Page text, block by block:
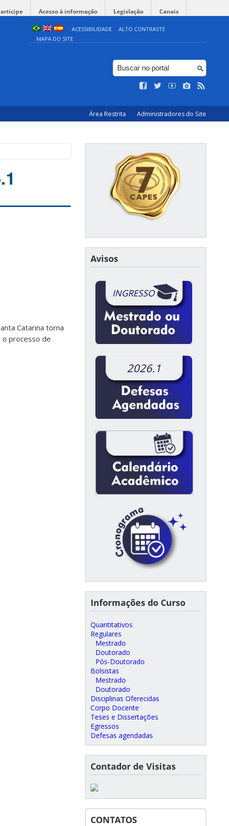
Acesso à informação Legislação Canais
ACESSIBILIDADE
ALTO CONTRASTE
MAPA DO SITE
Área Restrita Administradores do Site
Catarina torna
o processo de
Avisos
INGRESSO
2026.1
Informações do Curso
Quantitativos
Regulares
Mestrado
Doutorado
Pós-Doutorado
Bolsistas
Mestrado
Doutorado
Disciplinas Oferecidas
Corpo Docente
Teses e Dissertações
Egressos
Defesas agendadas
Contador de Visitas
CONTATOS